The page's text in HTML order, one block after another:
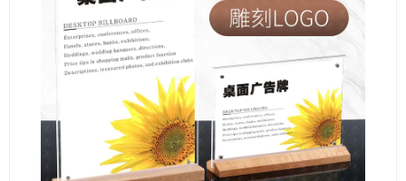
http://xybp.tmall.com http://wzxybp.1688.com
xybp@qq.com